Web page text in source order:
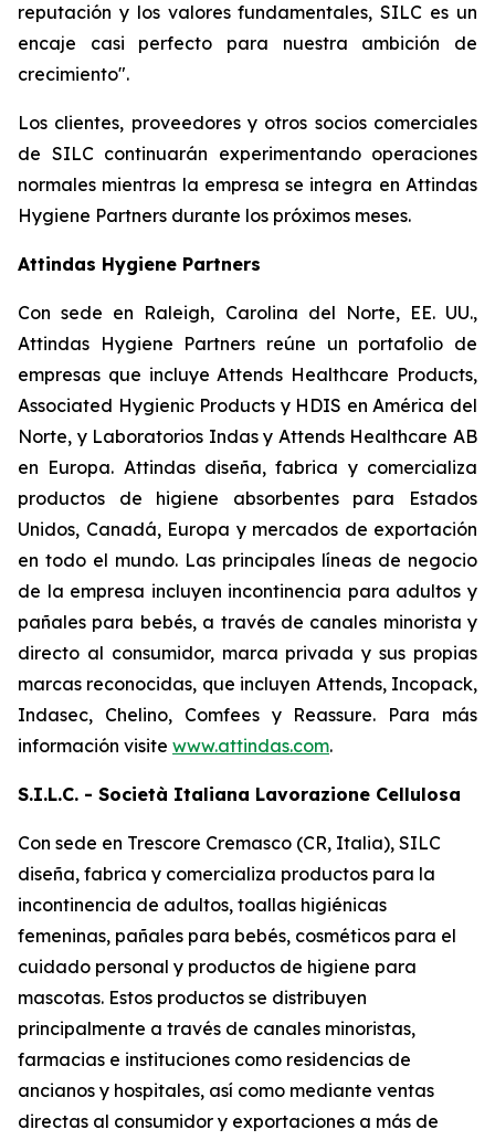
reputación y los valores fundamentales, SILC es un
encaje casi perfecto para nuestra ambición de
crecimiento".
Los clientes, proveedores y otros socios comerciales
de SILC continuarán experimentando operaciones
normales mientras la empresa se integra en Attindas
Hygiene Partners durante los próximos meses.
Attindas Hygiene Partners
Con sede en Raleigh, Carolina del Norte, EE. UU.,
Attindas Hygiene Partners reúne un portafolio de
empresas que incluye Attends Healthcare Products,
Associated Hygienic Products y HDIS en América del
Norte, y Laboratorios Indas y Attends Healthcare AB
en Europa. Attindas diseña, fabrica y comercializa
productos de higiene absorbentes para Estados
Unidos, Canadá, Europa y mercados de exportación
en todo el mundo. Las principales líneas de negocio
de la empresa incluyen incontinencia para adultos y
pañales para bebés, a través de canales minorista y
directo al consumidor, marca privada y sus propias
marcas reconocidas, que incluyen Attends, Incopack,
Indasec, Chelino, Comfeesy Reassure. Para más
información visite www.attindas.com.
S.I.L.C. - Società Italiana Lavorazione Cellulosa
Con sede en Trescore Cremasco (CR, Italia), SILC
diseña, fabrica y comercializa productos para la
incontinencia de adultos, toallas higiénicas
femeninas, pañales para bebés, cosméticos para el
cuidado personal y productos de higiene para
mascotas. Estos productos se distribuyen
principalmente a través de canales minoristas,
farmacias e instituciones como residencias de
ancianos y hospitales, así como mediante ventas
directas al consumidor y exportaciones a más de